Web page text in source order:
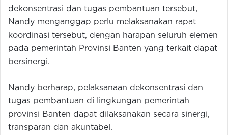
dekonsentrasi dan tugas pembantuan tersebut,
Nandy menganggap perlu melaksanakan rapat
koordinasi tersebut, dengan harapan seluruh elemen
pada pemerintah Provinsi Banten yang terkait dapat
bersinergi.
Nandy berharap, pelaksanaan dekonsentrasi dan
tugas pembantuan di lingkungan pemerintah
provinsi Banten dapat dilaksanakan secara sinergi,
transparan dan akuntabel.